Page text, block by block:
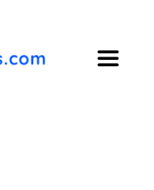
Toggle